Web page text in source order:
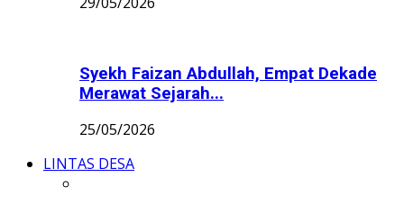
Syekh Faizan Abdullah, Empat Dekade
Merawat Sejarah...
25/05/2026
LINTAS DESA